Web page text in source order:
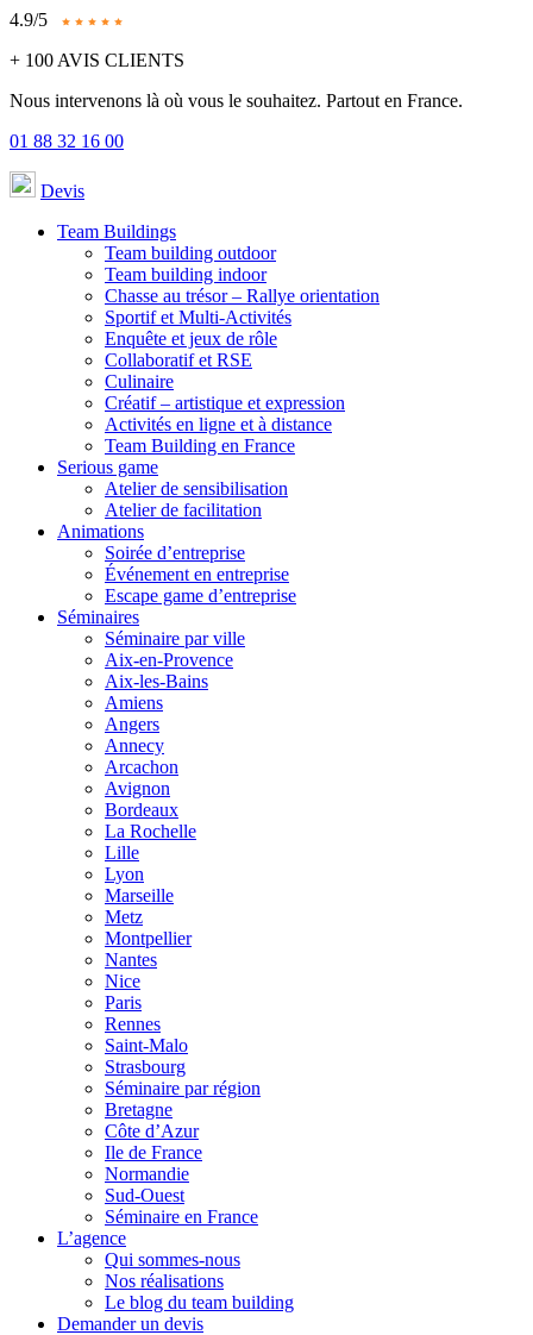
4.9/5
+ 100 AVIS CLIENTS
Nous intervenons là où vous le souhaitez. Partout en France.
01 88 32 16 00
Devis
Team Buildings
Team building outdoor
Team building indoor
Chasse au trésor – Rallye orientation
Sportif et Multi-Activités
Enquête et jeux de rôle
Collaboratif et RSE
Culinaire
Créatif – artistique et expression
Activités en ligne et à distance
Team Building en France
Serious game
Atelier de sensibilisation
Atelier de facilitation
Animations
Soirée d’entreprise
Événement en entreprise
Escape game d’entreprise
Séminaires
Séminaire par ville
Aix-en-Provence
Aix-les-Bains
Amiens
Angers
Annecy
Arcachon
Avignon
Bordeaux
La Rochelle
Lille
Lyon
Marseille
Metz
Montpellier
Nantes
Nice
Paris
Rennes
Saint-Malo
Strasbourg
Séminaire par région
Bretagne
Côte d’Azur
Ile de France
Normandie
Sud-Ouest
Séminaire en France
L’agence
Qui sommes-nous
Nos réalisations
Le blog du team building
Demander un devis